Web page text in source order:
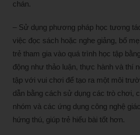
chán.
– Sử dụng phương pháp học tương
việc đọc sách hoặc nghe giảng, bố
trẻ tham gia vào quá trình học tập
động như thảo luận, thực hành và thí
tập với vui chơi để tạo ra một môi
dẫn bằng cách sử dụng các trò chơi,
nhóm và các ứng dụng công nghệ
hứng thú, giúp trẻ hiểu bài tốt hơn.